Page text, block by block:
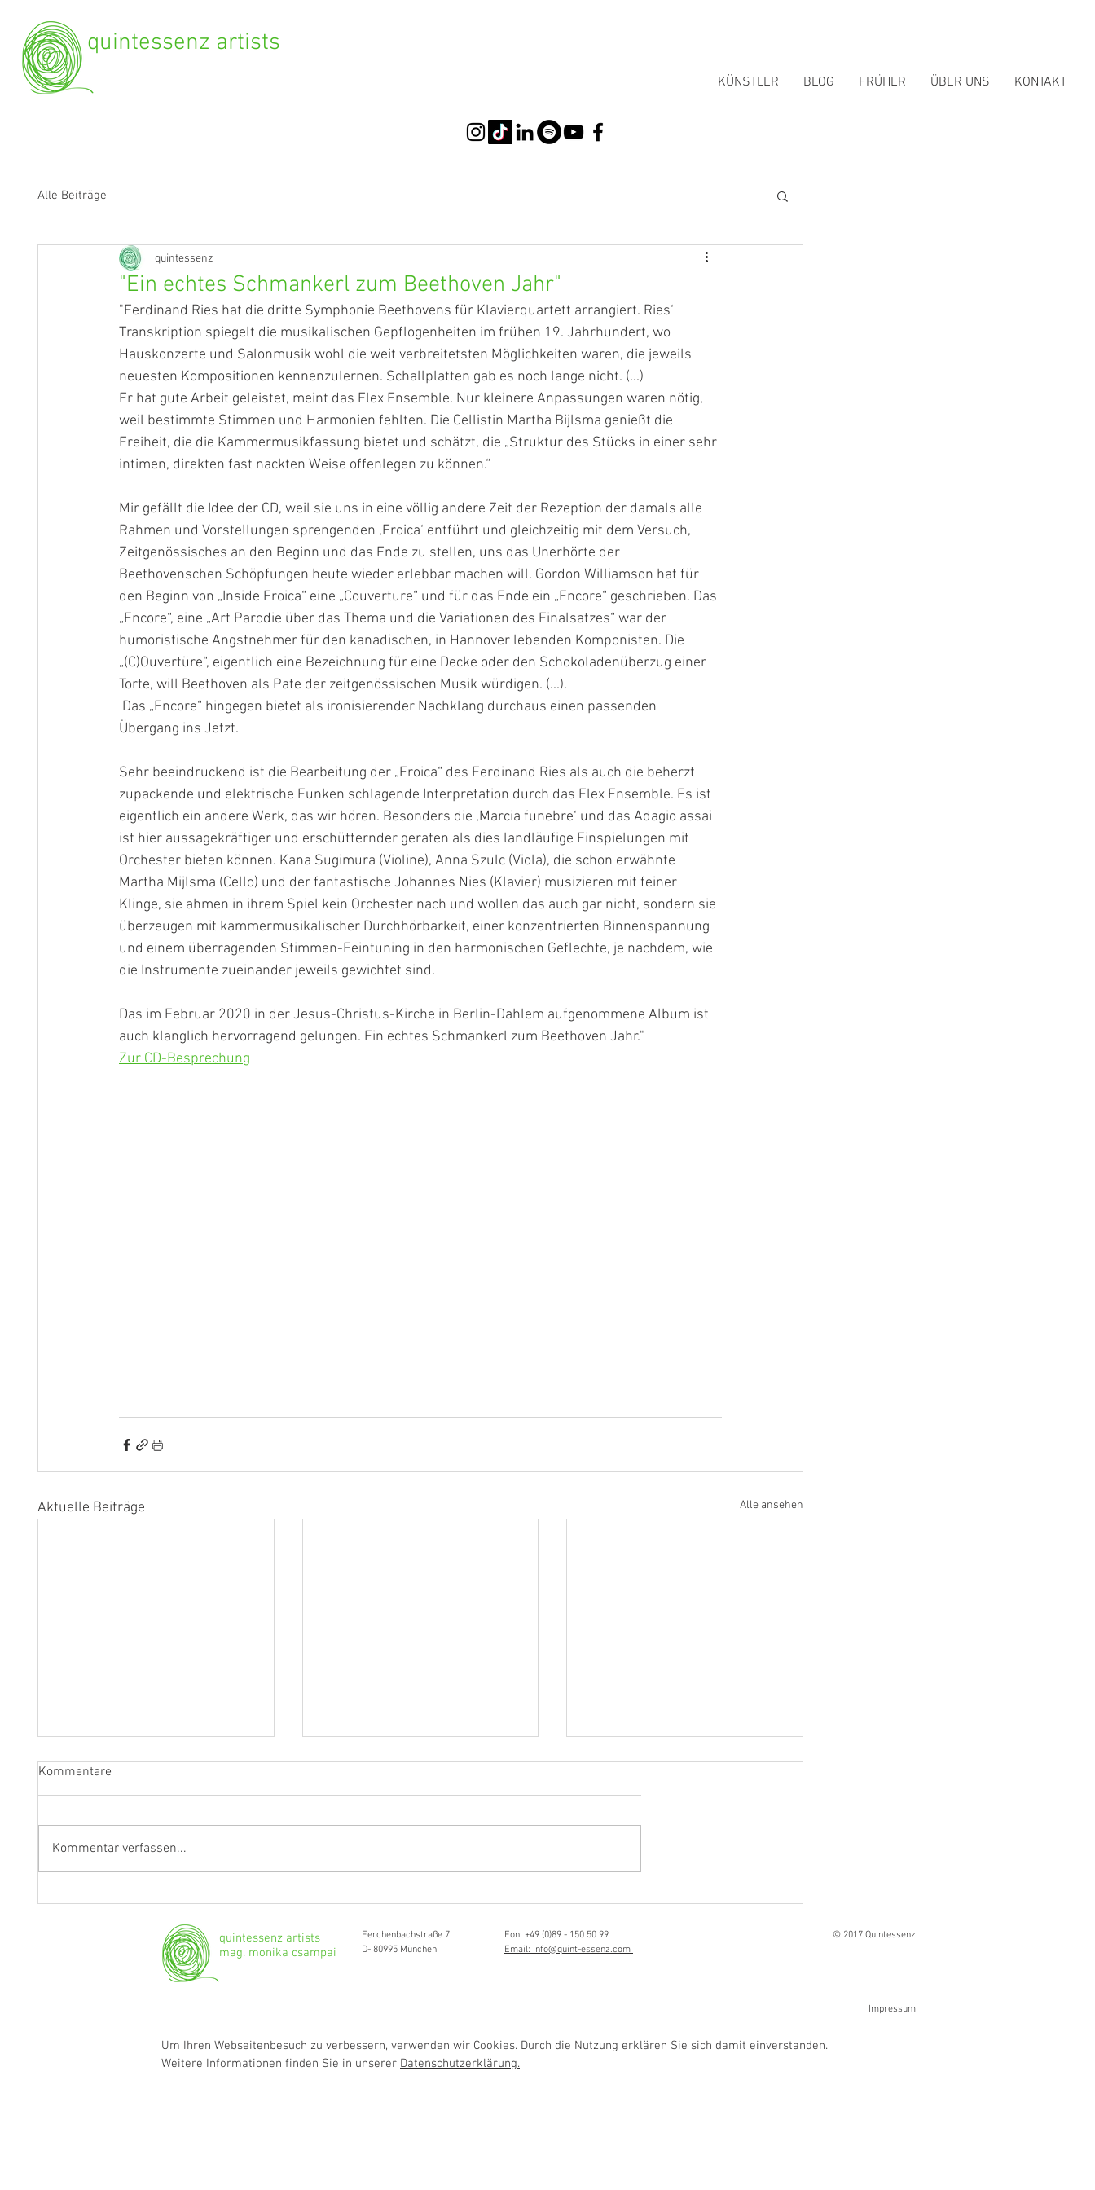
quintessenz artists
KÜNSTLER BLOG FRÜHER ÜBER UNS KONTAKT
Alle Beiträge
"Ein echtes Schmankerl zum Beethoven Jahr"
quintessenz
"Ferdinand Ries hat die dritte Symphonie Beethovens für Klavierquartett arrangiert. Ries‘
Transkription spiegelt die musikalischen Gepflogenheiten im frühen 19. Jahrhundert, wo
Hauskonzerte und Salonmusik wohl die weit verbreitetsten Möglichkeiten waren, die jeweils
neuesten Kompositionen kennenzulernen. Schallplatten gab es noch lange nicht. (...)
Er hat gute Arbeit geleistet, meint das Flex Ensemble. Nur kleinere Anpassungen waren nötig,
weil bestimmte Stimmen und Harmonien fehlten. Die Cellistin Martha Bijlsma genießt die
Freiheit, die die Kammermusikfassung bietet und schätzt, die „Struktur des Stücks in einer sehr
intimen, direkten fast nackten Weise offenlegen zu können.“
Mir gefällt die Idee der CD, weil sie uns in eine völlig andere Zeit der Rezeption der damals alle
Rahmen und Vorstellungen sprengenden ,Eroica‘ entführt und gleichzeitig mit dem Versuch,
Zeitgenössisches an den Beginn und das Ende zu stellen, uns das Unerhörte der
Beethovenschen Schöpfungen heute wieder erlebbar machen will. Gordon Williamson hat für
den Beginn von „Inside Eroica“ eine „Couverture“ und für das Ende ein „Encore“ geschrieben. Das
„Encore“, eine „Art Parodie über das Thema und die Variationen des Finalsatzes“ war der
humoristische Angstnehmer für den kanadischen, in Hannover lebenden Komponisten. Die
„(C)Ouvertüre“, eigentlich eine Bezeichnung für eine Decke oder den Schokoladenüberzug einer
Torte, will Beethoven als Pate der zeitgenössischen Musik würdigen. (...).
Übergang ins Jetzt.
Sehr beeindruckend ist die Bearbeitung der „Eroica“ des Ferdinand Ries als auch die beherzt
zupackende und elektrische Funken schlagende Interpretation durch das Flex Ensemble. Es ist
eigentlich ein andere Werk, das wir hören. Besonders die ,Marcia funebre‘ und das Adagio assai
ist hier aussagekräftiger und erschütternder geraten als dies landläufige Einspielungen mit
Orchester bieten können. Kana Sugimura (Violine), Anna Szulc (Viola), die schon erwähnte
Martha Mijlsma (Cello) und der fantastische Johannes Nies (Klavier) musizieren mit feiner
Klinge, sie ahmen in ihrem Spiel kein Orchester nach und wollen das auch gar nicht, sondern sie
überzeugen mit kammermusikalischer Durchhörbarkeit, einer konzentrierten Binnenspannung
und einem überragenden Stimmen-Feintuning in den harmonischen Geflechte, je nachdem, wie
die Instrumente zueinander jeweils gewichtet sind.
Das im Februar 2020 in der Jesus-Christus-Kirche in Berlin-Dahlem aufgenommene Album ist
auch klanglich hervorragend gelungen. Ein echtes Schmankerl zum Beethoven Jahr."
Zur CD-Besprechung
Aktuelle Beiträge Alle ansehen
musikalische Grenzgängerin
Kommentare
Kommentar verfassen...
quintessenz artists
mag. monika csampai
Ferchenbachstraße 7
D- 80995 München
Fon: +49 (0)89 - 150 50 99
Email: info@quint-essenz.com
© 2017 Quintessenz
Impressum
Um Ihren Webseitenbesuch zu verbessern, verwenden wir Cookies. Durch die Nutzung erklären Sie sich damit einverstanden.
Weitere Informationen finden Sie in unserer Datenschutzerklärung.